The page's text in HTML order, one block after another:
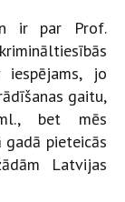
ir par Prof.
jo
gaitu,
bet mēs
pieteicās
Latvijas